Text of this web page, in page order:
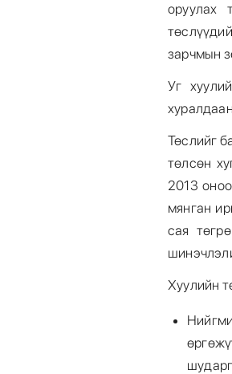
оруулах
зарчмын
Уг
Төслийг
төлсөн
2013
мянган
сая
Хуулийн